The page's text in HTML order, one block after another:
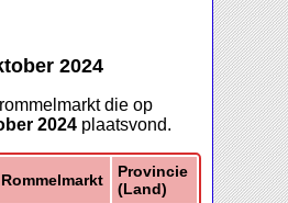
2024
die op
2024 plaatsvond.
Rommelmarkt
Provincie
(Land)